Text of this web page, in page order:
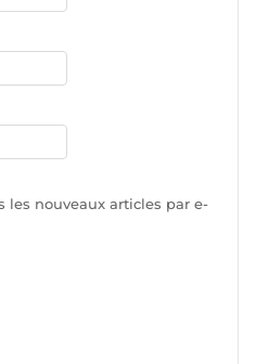
les nouveaux articles par e-